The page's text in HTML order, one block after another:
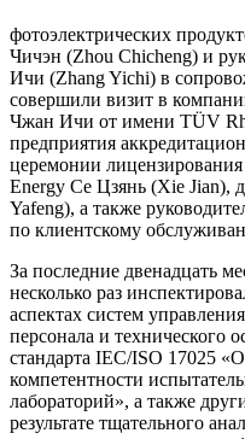
фотоэлектрических
Чичэн (Zhou Chicheng) и
Ичи (Zhang Yichi) в
совершили визит в
Чжан Ичи от имени TÜV
предприятия
церемонии
Energy Cе Цзянь (Xie
Yafeng), а также
по клиентскому
За последние двенадцать
несколько раз
аспектах систем
персонала и технического
стандарта IEC/ISO 17025
компетентности
лабораторий», а также
результате тщательного